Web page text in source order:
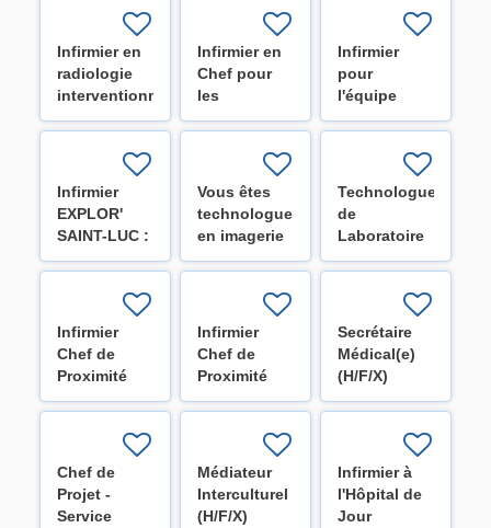
Infirmier en
radiologie
interventionnelle
(H/F/X)
Infirmier en
Chef pour
les
différents
Cliniques -
Réserve de
recrutement
(H/F/X)
Infirmier
pour
l'équipe
mobile
hématologie
- Institut Roi
Albert II
Infirmier
EXPLOR'
SAINT-LUC :
Explorer
(H/F/X)
Vous êtes
technologue
en imagerie
médicale ?
(H/F/X)
Technologue
de
Laboratoire
(H/F/X)
Infirmier
Chef de
Proximité
pour l'unité
neurochirurgie
(H/F/X)
Infirmier
Chef de
Proximité
pour les
d'oncologie
(H/F/X)
Secrétaire
Médical(e)
(H/F/X)
Chef de
Projet -
Service
Médiateur
Interculturel
(H/F/X)
Infirmier à
l'Hôpital de
Jour